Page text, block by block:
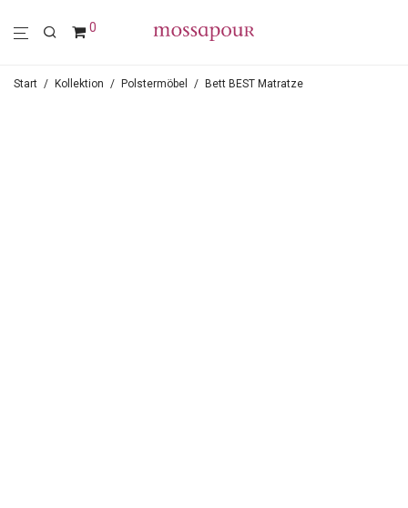
0
Start / Kollektion / Polstermöbel / Bett BEST Matratze